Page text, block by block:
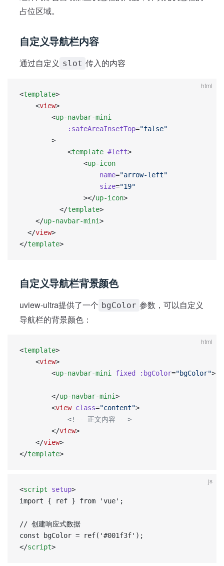
占位区域。
自定义导航栏内容
通过自定义 slot 传入的内容
html
<template>
	<
view>
        <
up-navbar-mini
            :safeAreaInsetTop
="false"
        >
            <
template #left>
                <
up-icon
                    name
="arrow-left"
                    size
="19"
                ></
up-icon>
          </
template>
	</
up-navbar-mini>
  </
view>
</template>
自定义导航栏背景颜色
uview-ultra提供了一个 bgColor 参数，可以自定义
导航栏的背景颜色：
html
<template>
	<
view>
		<
up-navbar-mini fixed :bgColor="bgColor">
		</
up-navbar-mini>
		<
view class="content">
			<!-- 正文内容 -->
		</
view>
	</
view>
</template>
js
<script setup>
import { ref } from 'vue';
// 创建响应式数据
const bgColor = ref('#001f3f');
</script>